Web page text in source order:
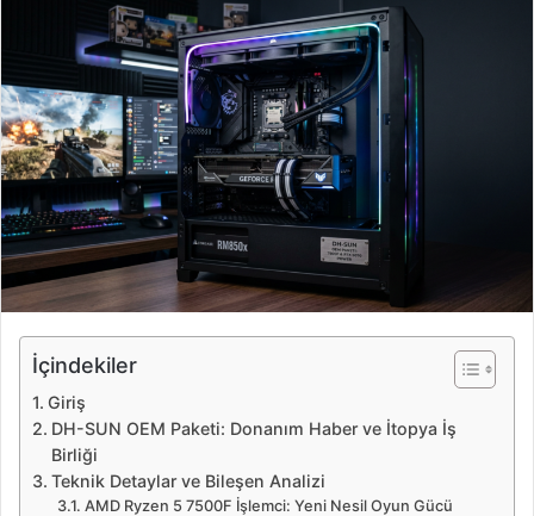
r
e
-
p
o
s
t
a
g
ö
İçindekiler
Giriş
DH-SUN OEM Paketi: Donanım Haber ve İtopya İş
Birliği
Teknik Detaylar ve Bileşen Analizi
AMD Ryzen 5 7500F İşlemci: Yeni Nesil Oyun Gücü